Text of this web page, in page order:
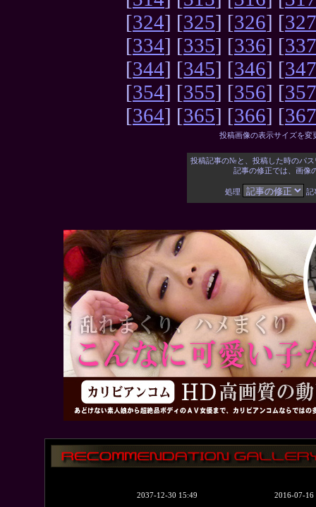
[324] [325] [326] [327
[334] [335] [336] [337
[344] [345] [346] [347
[354] [355] [356] [357
[364] [365] [366] [367
投稿画像の表示サイズを変
投稿記事の№と、投稿した時のパ
記事の修正では、画像
処理 記